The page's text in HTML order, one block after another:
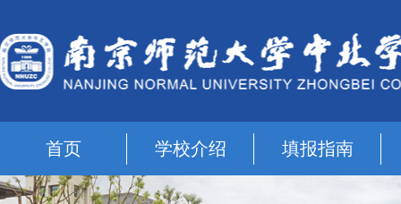
首页 学校介绍 填报指南